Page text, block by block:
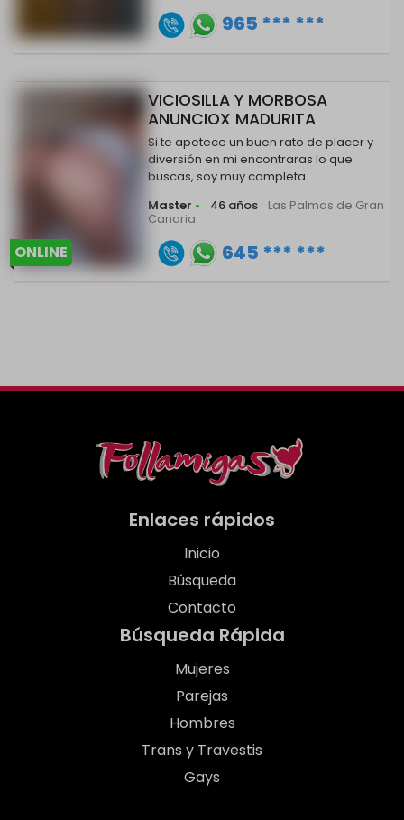
965 *** ***
ONLINE
VICIOSILLA Y MORBOSA
ANUNCIOX MADURITA
Si te apetece un buen rato de placer y
diversión en mi encontraras lo que
buscas, soy muy completa......
Master • 46 años Las Palmas de Gran
Canaria
645 *** ***
Enlaces rápidos
Inicio
Búsqueda
Contacto
Búsqueda Rápida
Mujeres
Parejas
Hombres
Trans y Travestis
Gays